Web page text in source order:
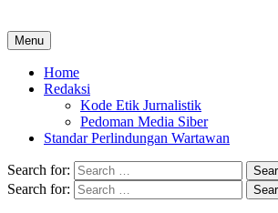
Menu
Home
Redaksi
Kode Etik Jurnalistik
Pedoman Media Siber
Standar Perlindungan Wartawan
Search for:
Search for: